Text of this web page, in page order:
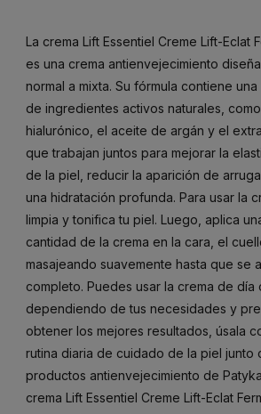
La crema Lift Essentiel Creme Lift-Eclat
es una crema antienvejecimiento
normal a mixta. Su fórmula contiene
de ingredientes activos naturales,
hialurónico, el aceite de argán y el
que trabajan juntos para mejorar la
de la piel, reducir la aparición de
una hidratación profunda. Para usar la
limpia y tonifica tu piel. Luego, aplica
cantidad de la crema en la cara, el
masajeando suavemente hasta que se
completo. Puedes usar la crema de día
dependiendo de tus necesidades y
obtener los mejores resultados, úsala
rutina diaria de cuidado de la piel junto
productos antienvejecimiento de
crema Lift Essentiel Creme Lift-Eclat